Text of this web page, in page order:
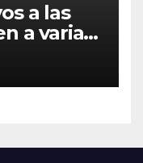
a las
a varias